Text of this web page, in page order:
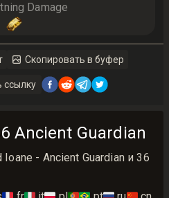
Damage
Скопировать в буфер
ссылку
Ancient Guardian
- Ancient Guardian и 36